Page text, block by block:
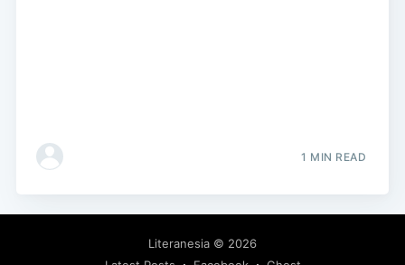
1 MIN READ
Literanesia © 2026